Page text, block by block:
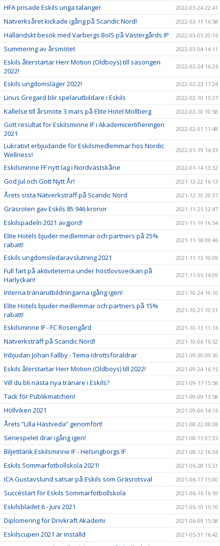
HFA prisade Eskils unga talanger 2022-03-24 22:41
Nätverksåret kickade igång på Scandic Nord! 2022-03-11 16:58
Halländskt besök med Varbergs BoIS på Västergårds IP 2022-03-05 20:16
Summering av årsmötet 2022-03-04 14:11
Eskils återstartar Herr Motion (Oldboys) till säsongen
2022!
2022-02-24 16:26
Eskils ungdomsläger 2022! 2022-02-23 17:24
Linus Gregard blir spelarutbildare i Eskils 2022-02-10 13:27
Kallelse till årsmöte 3 mars på Elite Hotel Mollberg 2022-02-10 10:58
Gott resultat för Eskilsminne IF i Akademicertifieringen
2021
2022-02-01 11:48
Lukrativt erbjudande för Eskilsmedlemmar hos Nordic
Wellness!
2022-01-19 14:33
Eskilsminne FF nytt lag i Nordvästskåne 2022-01-14 13:32
God Jul och Gott Nytt År! 2021-12-22 16:13
Årets sista Nätverksträff på Scandic Nord 2021-12-10 20:37
Gräsroten gav Eskils 85 946 kronor 2021-11-25 12:47
Eskilspadeln 2021 avgjord! 2021-11-19 16:54
Elite Hotels bjuder medlemmar och partners på 25%
rabatt!
2021-11-18 09:46
Eskils ungdomsledaravslutning 2021 2021-11-13 10:09
Full fart på aktiviteterna under höstlovsveckan på
Harlyckan!
2021-11-05 14:09
Interna tränarutbildningarna igång igen! 2021-10-24 19:10
Elite Hotels bjuder medlemmar och partners på 15%
rabatt!
2021-10-21 10:31
Eskilsminne IF - FC Rosengård 2021-10-13 11:16
Nätverksträff på Scandic Nord! 2021-10-06 16:52
Inbjudan Johan Fallby - Tema Idrottsföräldrar 2021-09-30 09:30
Eskils återstartar Herr Motion (Oldboys) till 2022! 2021-09-24 16:15
Vill du bli nästa nya tränare i Eskils? 2021-09-17 15:58
Tack för Publikmatchen! 2021-09-09 13:58
Höllviken 2021 2021-09-06 14:16
Årets ”Lilla Hästveda” genomfört! 2021-08-22 08:08
Seriespelet drar igång igen! 2021-08-13 07:35
Biljettlänk Eskilsminne IF - Helsingborgs IF 2021-08-12 16:34
Eskils Sommarfotbollskola 2021! 2021-06-28 15:31
ICA Gustavslund satsar på Eskils som Gräsrotsval 2021-06-17 15:00
Succéstart för Eskils Sommarfotbollskola 2021-06-16 16:59
Eskilsbladet 6 - Juni 2021 2021-06-10 15:10
Diplomering för Drivkraft Akademi 2021-06-09 15:58
Eskilscupen 2021 är inställd 2021-05-31 16:42